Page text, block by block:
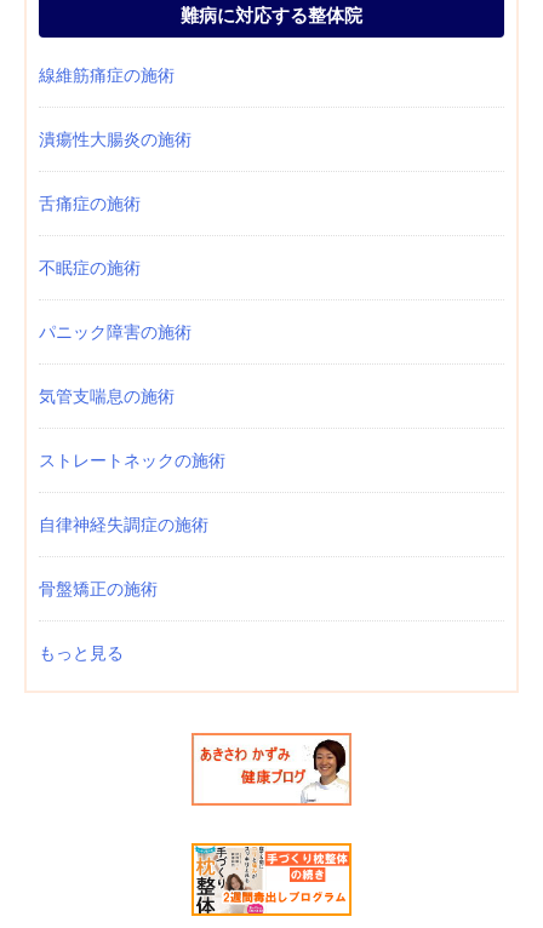
難病に対応する整体院
線維筋痛症の施術
潰瘍性大腸炎の施術
舌痛症の施術
不眠症の施術
パニック障害の施術
気管支喘息の施術
ストレートネックの施術
自律神経失調症の施術
骨盤矯正の施術
もっと見る